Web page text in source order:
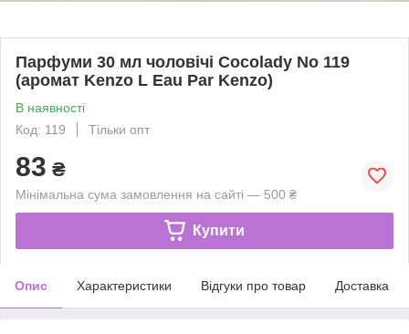
Парфуми 30 мл чоловічі Cocolady No 119
(аромат Kenzo L Eau Par Kenzo)
В наявності
Код: 119
Тільки опт
83 ₴
Мінімальна сума замовлення на сайті — 500 ₴
Купити
Опис Характеристики Відгуки про товар Доставка